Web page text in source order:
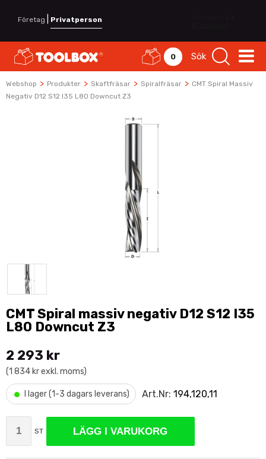
Företag Privatperson
0 Sök
Webshop > Produkter > Skaftfräsar > Spiralfräsar > CMT Spiral Massiv
Negativ D12 S12 I35 L80 Downcut Z3
CMT Spiral massiv negativ D12 S12 I35
L80 Downcut Z3
2 293 kr
(1 834 kr exkl. moms)
• I lager (1-3 dagars leverans) Art.Nr: 194,120,11
ST LÄGG I VARUKORG